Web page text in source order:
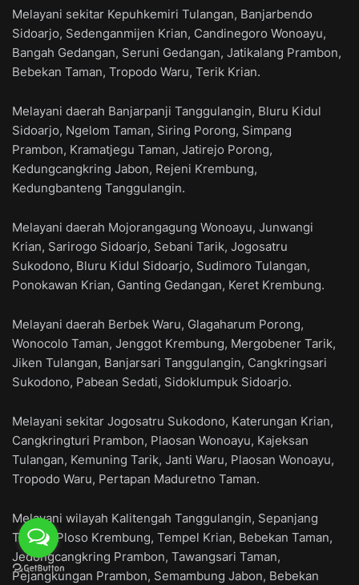
Melayani sekitar Kepuhkemiri Tulangan, Banjarbendo
Sidoarjo, Sedenganmijen Krian, Candinegoro Wonoayu,
Bangah Gedangan, Seruni Gedangan, Jatikalang Prambon,
Bebekan Taman, Tropodo Waru, Terik Krian.
Melayani daerah Banjarpanji Tanggulangin, Bluru Kidul
Sidoarjo, Ngelom Taman, Siring Porong, Simpang
Prambon, Kramatjegu Taman, Jatirejo Porong,
Kedungcangkring Jabon, Rejeni Krembung,
Kedungbanteng Tanggulangin.
Melayani daerah Mojorangagung Wonoayu, Junwangi
Krian, Sarirogo Sidoarjo, Sebani Tarik, Jogosatru
Sukodono, Bluru Kidul Sidoarjo, Sudimoro Tulangan,
Ponokawan Krian, Ganting Gedangan, Keret Krembung.
Melayani daerah Berbek Waru, Glagaharum Porong,
Wonocolo Taman, Jenggot Krembung, Mergobener Tarik,
Jiken Tulangan, Banjarsari Tanggulangin, Cangkringsari
Sukodono, Pabean Sedati, Sidoklumpuk Sidoarjo.
Melayani sekitar Jogosatru Sukodono, Katerungan Krian,
Cangkringturi Prambon, Plaosan Wonoayu, Kajeksan
Tulangan, Kemuning Tarik, Janti Waru, Plaosan Wonoayu,
Tropodo Waru, Pertapan Maduretno Taman.
Melayani wilayah Kalitengah Tanggulangin, Sepanjang
Taman, Ploso Krembung, Tempel Krian, Bebekan Taman,
Jedongcangkring Prambon, Tawangsari Taman,
Pejangkungan Prambon, Semambung Jabon, Bebekan